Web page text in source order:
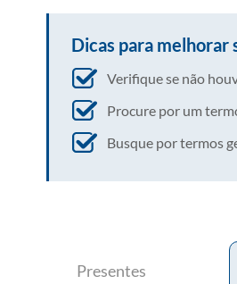
Dicas para melhorar
Verifique se não
Procure por um
Busque por termos
Presentes